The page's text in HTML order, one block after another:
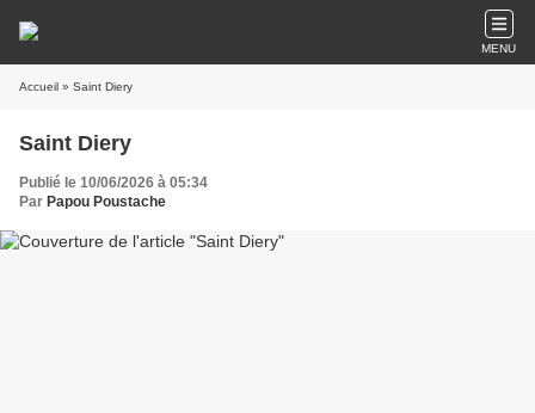
MENU
Accueil » Saint Diery
Saint Diery
Publié le 10/06/2026 à 05:34
Par Papou Poustache